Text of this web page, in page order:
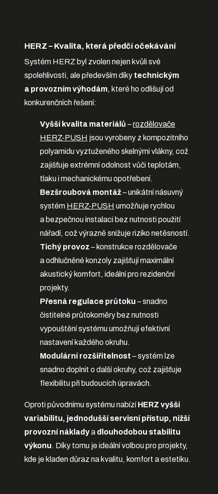
HERZ – Kvalita, která předčí očekávání
Systém HERZ byl zvolen nejen kvůli své
spolehlivosti, ale především díky technickým
a provozním výhodám, které ho odlišují od
konkurenčních řešení:
Vyšší kvalita materiálů –rozdělovače
HERZ-PUSH jsou vyrobeny z kompozitního
polyamidu vyztuženého skelnými vlákny, což
zajišťuje extrémní odolnost vůči teplotám,
tlaku i mechanickému opotřebení.
Bezšroubová montáž– unikátní násuvný
systém HERZ-PUSH umožňuje rychlou
a bezpečnou instalaci bez nutnosti použití
nářadí, což výrazně snižuje riziko netěsností.
Tichý provoz – konstrukce rozdělovače
a odhlučněné konzoly zajišťují maximální
akustický komfort, ideální pro rezidenční
projekty.
Přesná regulace průtoku – snadno
čistitelné průtokoměry bez nutnosti
vypouštění systému umožňují efektivní
nastavení každého okruhu.
Modulární rozšiřitelnost – systém lze
snadno doplnit o další okruhy, což zajišťuje
flexibilitu při budoucích úpravách.
Oproti původnímu systému nabízíHERZ vyšší
variabilitu, jednodušší servisní přístup, nižší
provozní nákladya dlouhodobou stabilitu
výkonu. Díky tomu je ideální volbou pro projekty,
kde je kladen důraz na kvalitu, komfort a estetiku.